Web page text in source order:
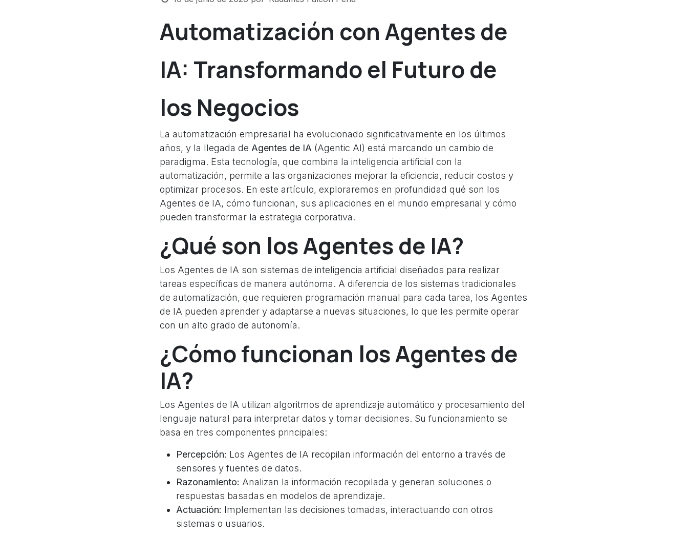
Automatización con Agentes de
IA: Transformando el Futuro de
los Negocios
La automatización empresarial ha evolucionado significativamente en los últimos
años, y la llegada de Agentes de IA (Agentic AI) está marcando un cambio de
paradigma. Esta tecnología, que combina la inteligencia artificial con la
automatización, permite a las organizaciones mejorar la eficiencia, reducir costos y
optimizar procesos. En este artículo, exploraremos en profundidad qué son los
Agentes de IA, cómo funcionan, sus aplicaciones en el mundo empresarial y cómo
pueden transformar la estrategia corporativa.
¿Qué son los Agentes de IA?
Los Agentes de IA son sistemas de inteligencia artificial diseñados para realizar
tareas específicas de manera autónoma. A diferencia de los sistemas tradicionales
de automatización, que requieren programación manual para cada tarea, los Agentes
de IA pueden aprender y adaptarse a nuevas situaciones, lo que les permite operar
con un alto grado de autonomía.
¿Cómo funcionan los Agentes de
IA?
Los Agentes de IA utilizan algoritmos de aprendizaje automático y procesamiento del
lenguaje natural para interpretar datos y tomar decisiones. Su funcionamiento se
basa en tres componentes principales:
Percepción: Los Agentes de IA recopilan información del entorno a través de
sensores y fuentes de datos.
Razonamiento: Analizan la información recopilada y generan soluciones o
respuestas basadas en modelos de aprendizaje.
Actuación: Implementan las decisiones tomadas, interactuando con otros
sistemas o usuarios.